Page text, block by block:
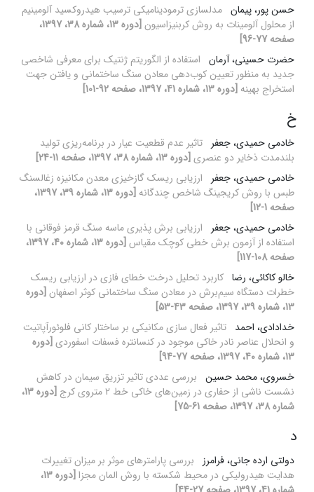
حسن پور، پیمان مدلسازی ترمودینامیکی ترسیب هیدروکسید آلومینیم
از محلول آلومینات به روش کربنیزاسیون
[دوره 13، شماره 38، 1397،
صفحه 77-96]
حضرت حسینی، آرمان استفاده از الگوریتم ژنتیک برای معرفی شاخصی
جدید به منظور تعیین کوب‌دهی معادن سنگ ساختمانی و یافتن جهت
استخراج بهینه [دوره 13، شماره 41، 1397، صفحه 92-101]
خ
خادمی حمیدی، جعفر تاثیر عدم‌ قطعیت‌ عیار در برنامه‌ریزی تولید
بلندمدت ذخایر دو عنصری [دوره 13، شماره 38، 1397، صفحه 11-24]
خادمی حمیدی، جعفر
ارزیابی ریسک گازخیزی معدن مکانیزه زغال‏سنگ
طبس با روش‌ کریجینگ شاخص چندگانه
[دوره 13، شماره 39، 1397،
صفحه 1-12]
خادمی حمیدی، جعفر
ارزیابی برش پذیری ماسه سنگ قرمز فوقانی با
استفاده از آزمون برش خطی کوچک مقیاس
[دوره 13، شماره 40، 1397،
صفحه 108-117]
خالو کاکائی، رضا کاربرد تحلیل درخت خطای فازی در ارزیابی ریسک
خطرات دستگاه سیم‌برش در معادن سنگ ساختمانی کوثر اصفهان [دوره
13، شماره 39، 1397، صفحه 43-53]
خدادادی، احمد تاثیر فعال سازی مکانیکی بر ساختار کانی فلوئورآپاتیت
و انحلال عناصر نادر خاکی موجود در کنسانتره فسفات اسفوردی [دوره
13، شماره 40، 1397، صفحه 77-94]
خسروی، محمد حسین بررسی عددی تاثیر تزریق سیمان در کاهش
نشست ناشی از حفاری در زمین‌های خاکی خط 2 متروی کرج
[دوره 13،
شماره 38، 1397، صفحه 61-75]
د
دولتی ارده جانی، فرامرز
بررسی پارامترهای موثر بر میزان تغییرات
هدایت هیدرولیکی در محیط شکسته با روش المان مجزا
[دوره 13،